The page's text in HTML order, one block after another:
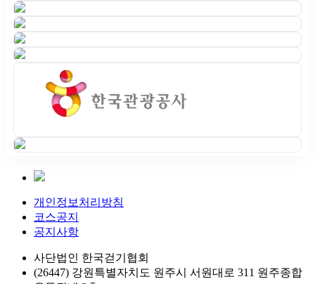
개인정보처리방침
코스공지
공지사항
사단법인 한국걷기협회
(26447) 강원특별자치도 원주시 서원대로 311 원주종합